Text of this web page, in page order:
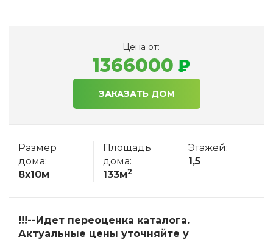
Цена от:
1366000
ЗАКАЗАТЬ ДОМ
Размер
дома:
8x10м
Площадь
дома:
133м2
Этажей:
1,5
!!!--Идет переоценка каталога.
Актуальные цены уточняйте у